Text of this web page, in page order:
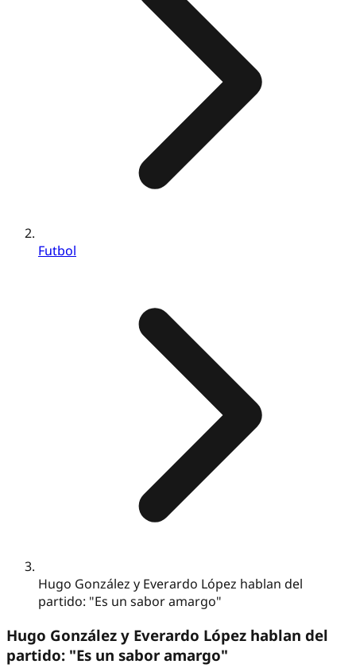
Futbol
Hugo González y Everardo López hablan del
partido: "Es un sabor amargo"
Hugo González y Everardo López hablan del
partido: "Es un sabor amargo"